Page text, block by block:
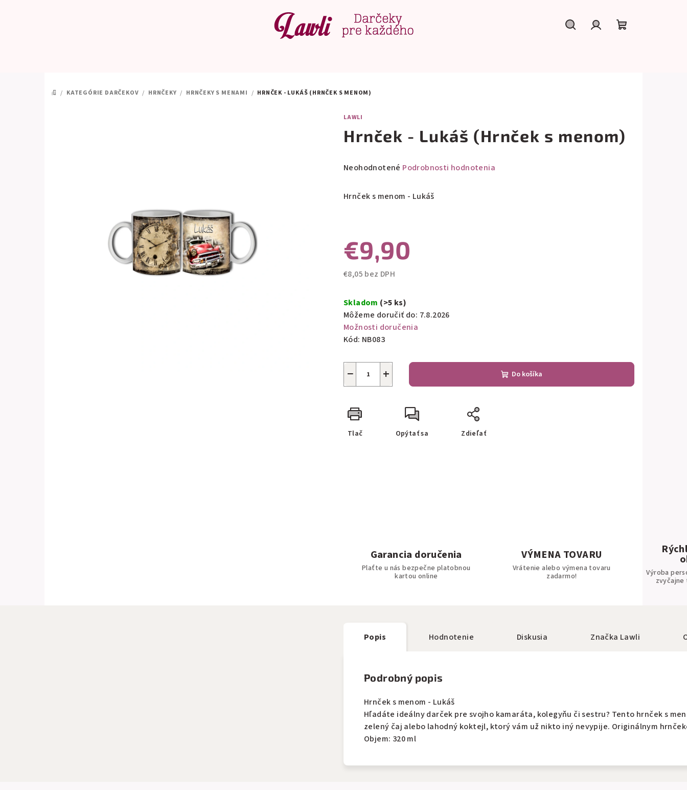
DOMOV
/ KATEGÓRIE DARČEKOV / HRNČEKY / HRNČEKY S MENAMI / HRNČEK - LUKÁŠ (HRNČEK S MENOM)
LAWLI
Hrnček - Lukáš (Hrnček s menom)
Priemerné
produktu
hviezdičiek.
Neohodnotené Podrobnosti hodnotenia
Hrnček s menom - Lukáš
€9,90
€8,05 bez DPH
cena:
Skladom (>5 ks)
Môžeme doručiť do: 7.8.2026
Možnosti doručenia
Kód: NB083
+
− Do košíka
Tlač Opýtať sa Zdieľať
Garancia doručenia
Plaťte u nás bezpečne platobnou
kartou online
VÝMENA TOVARU
Vrátenie alebo výmena tovaru
zadarmo!
Výroba
zvyčajne
Popis Hodnotenie Diskusia Značka Lawli
Podrobný popis
Hrnček s menom - Lukáš
Hľadáte ideálny darček pre svojho kamaráta, kolegyňu či sestru? Tento hrnček s
zelený čaj alebo lahodný koktejl, ktorý vám už nikto iný nevypije. Originálnym
Objem: 320 ml